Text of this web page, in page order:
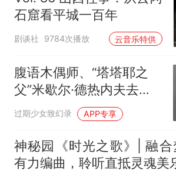
石窟看平城一百年
剧谈社 9784次播放 云音乐特供
腹语木偶师、“塔塔耶之
父”米歇尔·德热内夫去
世，享年77岁
过期少女致幻录 APP专享
神秘园《时光之歌》| 融
有力编曲，聆听直抵灵魂美